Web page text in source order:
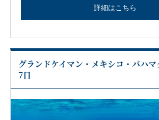
詳細はこちら
グランドケイマン・メキシコ・バハ
7日